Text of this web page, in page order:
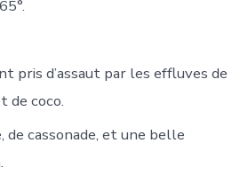
pris d’assaut par les effluves de
de coco.
de cassonade, et une belle